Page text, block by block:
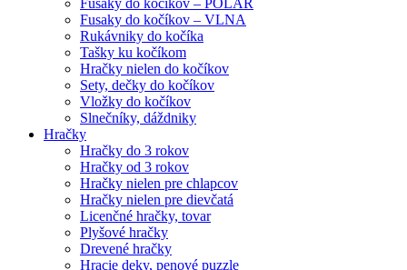
Fusaky do kočíkov – POLAR
Fusaky do kočíkov – VLNA
Rukávniky do kočíka
Tašky ku kočíkom
Hračky nielen do kočíkov
Sety, dečky do kočíkov
Vložky do kočíkov
Slnečníky, dáždniky
Hračky
Hračky do 3 rokov
Hračky od 3 rokov
Hračky nielen pre chlapcov
Hračky nielen pre dievčatá
Licenčné hračky, tovar
Plyšové hračky
Drevené hračky
Hracie deky, penové puzzle